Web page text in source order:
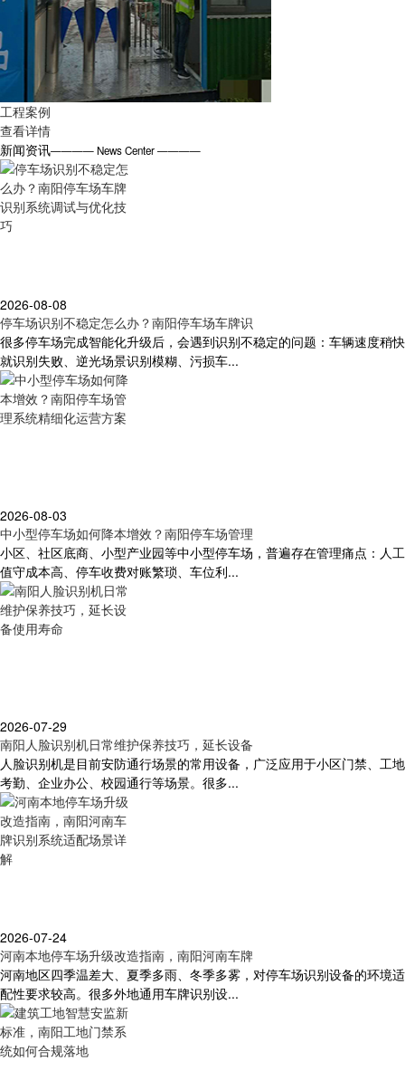
工程案例
查看详情
新闻资讯———— News Center ————
2026-08-08
停车场识别不稳定怎么办？南阳停车场车牌识
很多停车场完成智能化升级后，会遇到识别不稳定的问题：车辆速度稍快
就识别失败、逆光场景识别模糊、污损车...
2026-08-03
中小型停车场如何降本增效？南阳停车场管理
小区、社区底商、小型产业园等中小型停车场，普遍存在管理痛点：人工
值守成本高、停车收费对账繁琐、车位利...
2026-07-29
南阳人脸识别机日常维护保养技巧，延长设备
人脸识别机是目前安防通行场景的常用设备，广泛应用于小区门禁、工地
考勤、企业办公、校园通行等场景。很多...
2026-07-24
河南本地停车场升级改造指南，南阳河南车牌
河南地区四季温差大、夏季多雨、冬季多雾，对停车场识别设备的环境适
配性要求较高。很多外地通用车牌识别设...